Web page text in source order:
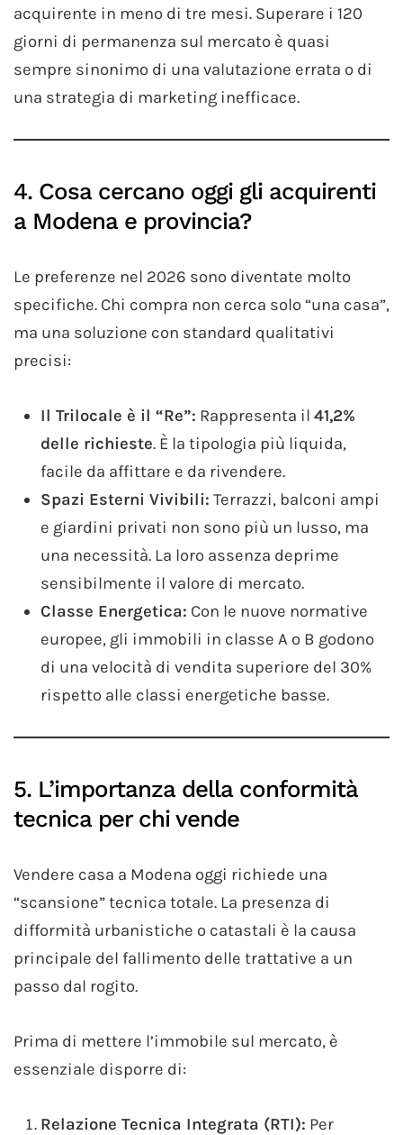
acquirente in meno di tre mesi. Superare i 120
giorni di permanenza sul mercato è quasi
sempre sinonimo di una valutazione errata o di
una strategia di marketing inefficace.
4. Cosa cercano oggi gli acquirenti
a Modena e provincia?
Le preferenze nel 2026 sono diventate molto
specifiche. Chi compra non cerca solo “una casa”,
ma una soluzione con standard qualitativi
precisi:
Il Trilocale è il “Re”: Rappresenta il 41,2%
delle richieste. È la tipologia più liquida,
facile da affittare e da rivendere.
Spazi Esterni Vivibili: Terrazzi, balconi ampi
e giardini privati non sono più un lusso, ma
una necessità. La loro assenza deprime
sensibilmente il valore di mercato.
Classe Energetica: Con le nuove normative
europee, gli immobili in classe A o B godono
di una velocità di vendita superiore del 30%
rispetto alle classi energetiche basse.
5. L’importanza della conformità
tecnica per chi vende
Vendere casa a Modena oggi richiede una
“scansione” tecnica totale. La presenza di
difformità urbanistiche o catastali è la causa
principale del fallimento delle trattative a un
passo dal rogito.
Prima di mettere l’immobile sul mercato, è
essenziale disporre di:
Relazione Tecnica Integrata (RTI): Per